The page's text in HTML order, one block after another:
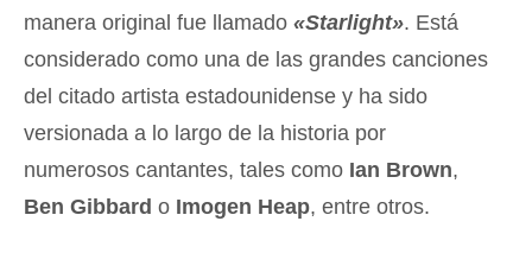
manera original fue llamado «Starlight». Está
considerado como una de las grandes canciones
del citado artista estadounidense y ha sido
versionada a lo largo de la historia por
numerosos cantantes, tales como Ian Brown,
Ben Gibbard o Imogen Heap, entre otros.